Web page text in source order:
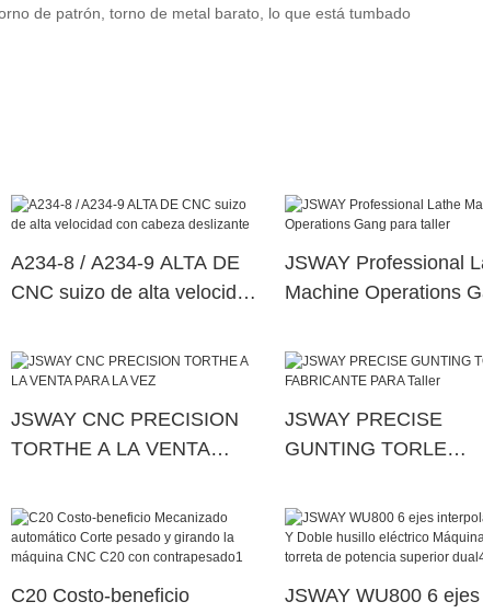
de patrón, torno de metal barato, lo que está tumbado
A234-8 / A234-9 ALTA DE
CNC suizo de alta velocidad
JSWAY Professional
Machine Operations
JSWAY CNC PRECISION
TORTHE A LA VENTA
JSWAY PRECISE
GUNTING TORLE
C20 Costo-beneficio
JSWAY WU800 6 ejes